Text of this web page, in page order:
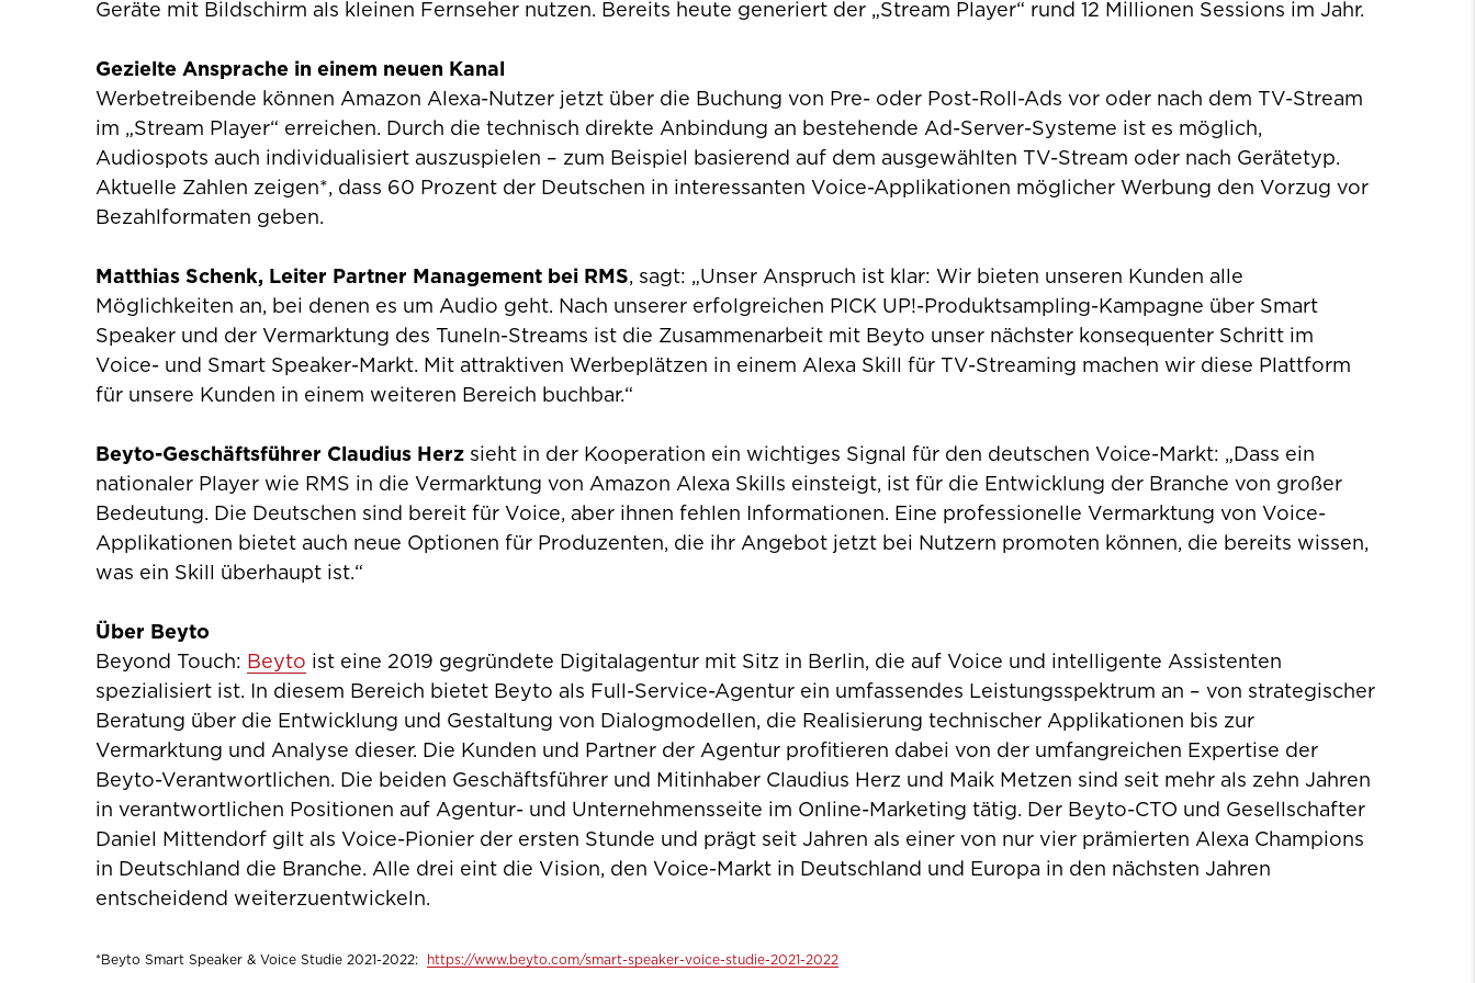
Geräte mit Bildschirm als kleinen Fernseher nutzen. Bereits heute generiert der „Stream Player“ rund 12 Millionen Sessions im Jahr.
Gezielte Ansprache in einem neuen Kanal
Werbetreibende können Amazon Alexa-Nutzer jetzt über die Buchung von Pre- oder Post-Roll-Ads vor oder nach dem TV-Stream
im „Stream Player“ erreichen. Durch die technisch direkte Anbindung an bestehende Ad-Server-Systeme ist es möglich,
Audiospots auch individualisiert auszuspielen – zum Beispiel basierend auf dem ausgewählten TV-Stream oder nach Gerätetyp.
Aktuelle Zahlen zeigen*, dass 60 Prozent der Deutschen in interessanten Voice-Applikationen möglicher Werbung den Vorzug vor
Bezahlformaten geben.
Matthias Schenk, Leiter Partner Management bei RMS, sagt: „Unser Anspruch ist klar: Wir bieten unseren Kunden alle
Möglichkeiten an, bei denen es um Audio geht. Nach unserer erfolgreichen PICK UP!-Produktsampling-Kampagne über Smart
Speaker und der Vermarktung des Tuneln-Streams ist die Zusammenarbeit mit Beyto unser nächster konsequenter Schritt im
Voice- und Smart Speaker-Markt. Mit attraktiven Werbeplätzen in einem Alexa Skill für TV-Streaming machen wir diese Plattform
für unsere Kunden in einem weiteren Bereich buchbar.“
Beyto-Geschäftsführer Claudius Herz sieht in der Kooperation ein wichtiges Signal für den deutschen Voice-Markt: „Dass ein
nationaler Player wie RMS in die Vermarktung von Amazon Alexa Skills einsteigt, ist für die Entwicklung der Branche von großer
Bedeutung. Die Deutschen sind bereit für Voice, aber ihnen fehlen Informationen. Eine professionelle Vermarktung von Voice-
Applikationen bietet auch neue Optionen für Produzenten, die ihr Angebot jetzt bei Nutzern promoten können, die bereits wissen,
was ein Skill überhaupt ist.“
Über Beyto
Beyond Touch: Beyto ist eine 2019 gegründete Digitalagentur mit Sitz in Berlin, die auf Voice und intelligente Assistenten
spezialisiert ist. In diesem Bereich bietet Beyto als Full-Service-Agentur ein umfassendes Leistungsspektrum an – von strategischer
Beratung über die Entwicklung und Gestaltung von Dialogmodellen, die Realisierung technischer Applikationen bis zur
Vermarktung und Analyse dieser. Die Kunden und Partner der Agentur profitieren dabei von der umfangreichen Expertise der
Beyto-Verantwortlichen. Die beiden Geschäftsführer und Mitinhaber Claudius Herz und Maik Metzen sind seit mehr als zehn Jahren
in verantwortlichen Positionen auf Agentur- und Unternehmensseite im Online-Marketing tätig. Der Beyto-CTO und Gesellschafter
Daniel Mittendorf gilt als Voice-Pionier der ersten Stunde und prägt seit Jahren als einer von nur vier prämierten Alexa Champions
in Deutschland die Branche. Alle drei eint die Vision, den Voice-Markt in Deutschland und Europa in den nächsten Jahren
entscheidend weiterzuentwickeln.
*Beyto Smart Speaker & Voice Studie 2021-2022: https://www.beyto.com/smart-speaker-voice-studie-2021-2022